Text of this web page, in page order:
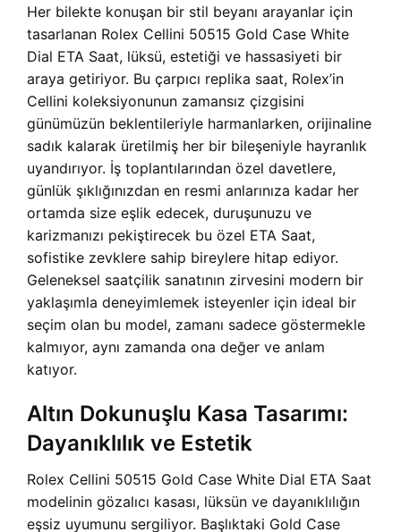
Her bilekte konuşan bir stil beyanı arayanlar için
tasarlanan Rolex Cellini 50515 Gold Case White
Dial ETA Saat, lüksü, estetiği ve hassasiyeti bir
araya getiriyor. Bu çarpıcı replika saat, Rolex’in
Cellini koleksiyonunun zamansız çizgisini
günümüzün beklentileriyle harmanlarken, orijinaline
sadık kalarak üretilmiş her bir bileşeniyle hayranlık
uyandırıyor. İş toplantılarından özel davetlere,
günlük şıklığınızdan en resmi anlarınıza kadar her
ortamda size eşlik edecek, duruşunuzu ve
karizmanızı pekiştirecek bu özel ETA Saat,
sofistike zevklere sahip bireylere hitap ediyor.
Geleneksel saatçilik sanatının zirvesini modern bir
yaklaşımla deneyimlemek isteyenler için ideal bir
seçim olan bu model, zamanı sadece göstermekle
kalmıyor, aynı zamanda ona değer ve anlam
katıyor.
Altın Dokunuşlu Kasa Tasarımı:
Dayanıklılık ve Estetik
Rolex Cellini 50515 Gold Case White Dial ETA Saat
modelinin gözalıcı kasası, lüksün ve dayanıklılığın
eşsiz uyumunu sergiliyor. Başlıktaki Gold Case